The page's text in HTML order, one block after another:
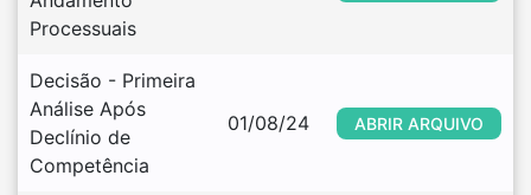
Processuais
Decisão - Primeira
Análise Após
Declínio de
Competência
01/08/24 ABRIR ARQUIVO